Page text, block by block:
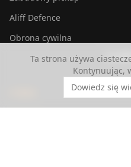
Aliff Defence
Obrona cywilna
Realizacje
Ta strona używa
Kontynuując,
Dowiedz się